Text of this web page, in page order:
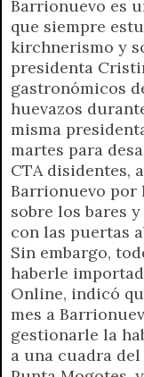
Barrionuevo es
que siempre
kirchnerismo y
presidenta
gastronómicos
huevazos
misma
martes para
CTA disidentes,
Barrionuevo por
sobre los bares
con las puertas
Sin embargo,
haberle
Online, indicó
mes a
gestionarle la
a una cuadra